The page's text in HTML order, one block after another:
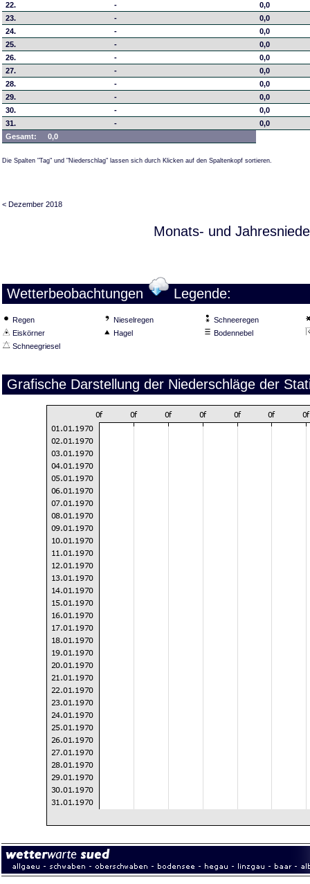
22.
-
0,0
23.
-
0,0
24.
-
0,0
25.
-
0,0
26.
-
0,0
27.
-
0,0
28.
-
0,0
29.
-
0,0
30.
-
0,0
31.
-
0,0
Gesamt:
0,0
Die Spalten "Tag" und "Niederschlag" lassen sich durch Klicken auf den Spaltenkopf sortieren.
< Dezember 2018
Monats- und
Wetterbeobachtungen Legende:
Regen Nieselregen
Schneeregen
Eiskörner
Hagel
Bodennebel
Schneegriesel
Grafische Darstellung der Niederschläge der